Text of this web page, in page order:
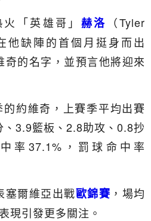
「英雄哥」 赫洛 （Tyler
他缺陣的首個月挺身而出
奇的名字，並預言他將迎來
約維奇，上賽季平均出賽
3.9籃板、2.8助攻、0.8抄
率37.1%，罰球命中率
塞爾維亞出戰歐錦賽 ，場均
現引發更多關注。